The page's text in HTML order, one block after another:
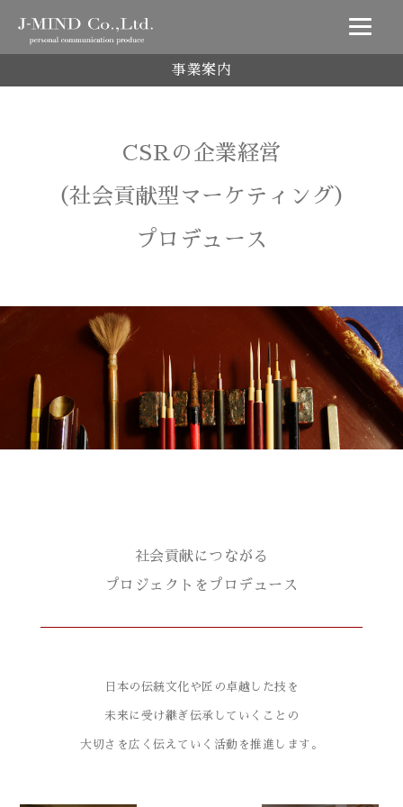
事業案内
CSRの企業経営
（社会貢献型マーケティング）
プロデュース
社会貢献につながる
プロジェクトをプロデュース
日本の伝統文化や匠の卓越した技を
未来に受け継ぎ伝承していくことの
大切さを広く伝えていく活動を推進します。